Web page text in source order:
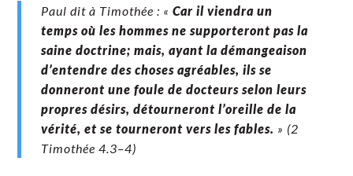
Paul dit à Timothée : «Car il viendra un
temps où les hommes ne supporteront pas la
saine doctrine; mais, ayant la démangeaison
d’entendre des choses agréables, ils se
donneront une foule de docteurs selon leurs
propres désirs, détourneront l’oreille de la
vérité, et se tourneront vers les fables. » (2
Timothée 4.3–4)